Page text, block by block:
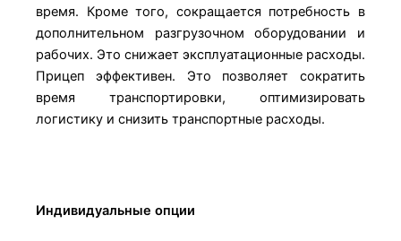
время. Кроме того, сокращается потребность в
дополнительном разгрузочном оборудовании и
рабочих. Это снижает эксплуатационные расходы.
Прицеп эффективен. Это позволяет сократить
время транспортировки, оптимизировать
логистику и снизить транспортные расходы.
Индивидуальные опции